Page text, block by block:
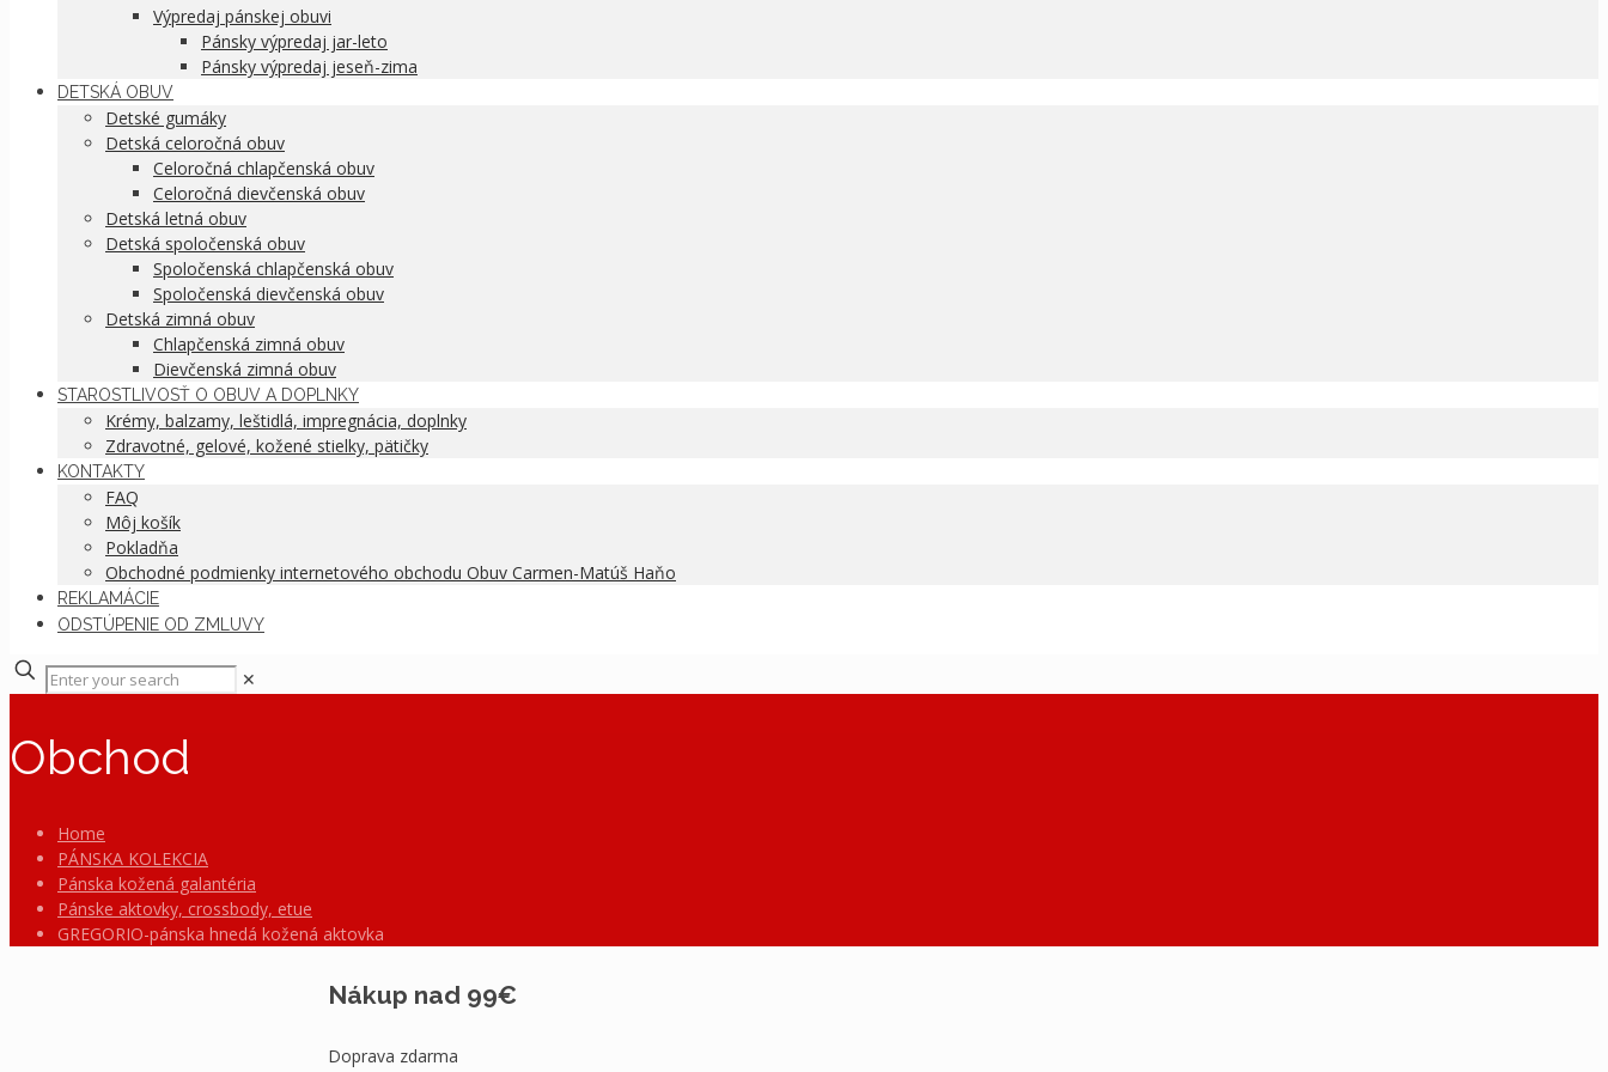
Výpredaj pánskej obuvi
Pánsky výpredaj jar-leto
Pánsky výpredaj jeseň-zima
DETSKÁ OBUV
Detské gumáky
Detská celoročná obuv
Celoročná chlapčenská obuv
Celoročná dievčenská obuv
Detská letná obuv
Detská spoločenská obuv
Spoločenská chlapčenská obuv
Spoločenská dievčenská obuv
Detská zimná obuv
Chlapčenská zimná obuv
Dievčenská zimná obuv
STAROSTLIVOSŤ O OBUV A DOPLNKY
Krémy, balzamy, leštidlá, impregnácia, doplnky
Zdravotné, gelové, kožené stielky, pätičky
KONTAKTY
FAQ
Môj košík
Pokladňa
Obchodné podmienky internetového obchodu Obuv Carmen-Matúš Haňo
REKLAMÁCIE
ODSTÚPENIE OD ZMLUVY
✕
Obchod
Home
PÁNSKA KOLEKCIA
Pánska kožená galantéria
Pánske aktovky, crossbody, etue
GREGORIO-pánska hnedá kožená aktovka
Nákup nad 99€
Doprava zdarma